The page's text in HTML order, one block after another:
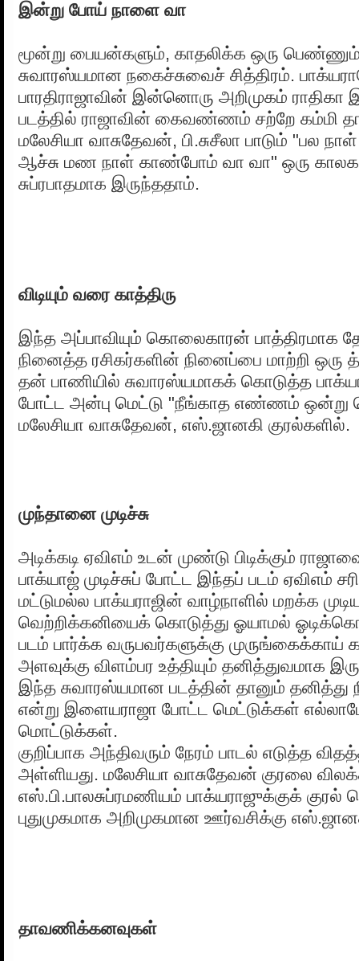
இன்று போய் நாளை வா
மூன்று பையன்களும், காதலிக்க ஒரு
சுவாரஸ்யமான நகைச்சுவைச் சித்திரம்.
பாரதிராஜாவின் இன்னொரு அறிமுகம்
படத்தில் ராஜாவின் கைவண்ணம் சற்றே கம்மி
மலேசியா வாசுதேவன், பி.சுசீலா பாடும் "பல
ஆச்சு மண நாள் காண்போம் வா வா" ஒரு
சுப்ரபாதமாக இருந்ததாம்.
விடியும் வரை காத்திரு
இந்த அப்பாவியும் கொலைகாரன் பாத்திரமாக
நினைத்த ரசிகர்களின் நினைப்பை மாற்றி ஒரு
தன் பாணியில் சுவாரஸ்யமாகக் கொடுத்த
போட்ட அன்பு மெட்டு "நீங்காத எண்ணம் ஒன்று
மலேசியா வாசுதேவன், எஸ்.ஜானகி குரல்களில்.
முந்தானை முடிச்சு
அடிக்கடி ஏவிஎம் உடன் முண்டு பிடிக்கும்
பாக்யாஜ் முடிச்சுப் போட்ட இந்தப் படம் ஏவிஎம்
மட்டுமல்ல பாக்யராஜின் வாழ்நாளில் மறக்க
வெற்றிக்கனியைக் கொடுத்து ஓயாமல்
படம் பார்க்க வருபவர்களுக்கு முருங்கைக்காய்
அளவுக்கு விளம்பர உத்தியும் தனித்துவமாக
இந்த சுவாரஸ்யமான படத்தின் தானும் தனித்து
என்று இளையராஜா போட்ட மெட்டுக்கள்
மொட்டுக்கள்.
குறிப்பாக அந்திவரும் நேரம் பாடல் எடுத்த
அள்ளியது. மலேசியா வாசுதேவன் குரலை
எஸ்.பி.பாலசுப்ரமணியம் பாக்யராஜுக்குக் குரல்
புதுமுகமாக அறிமுகமான ஊர்வசிக்கு
தாவணிக்கனவுகள்